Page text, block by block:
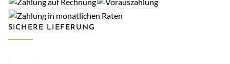
SICHERE LIEFERUNG